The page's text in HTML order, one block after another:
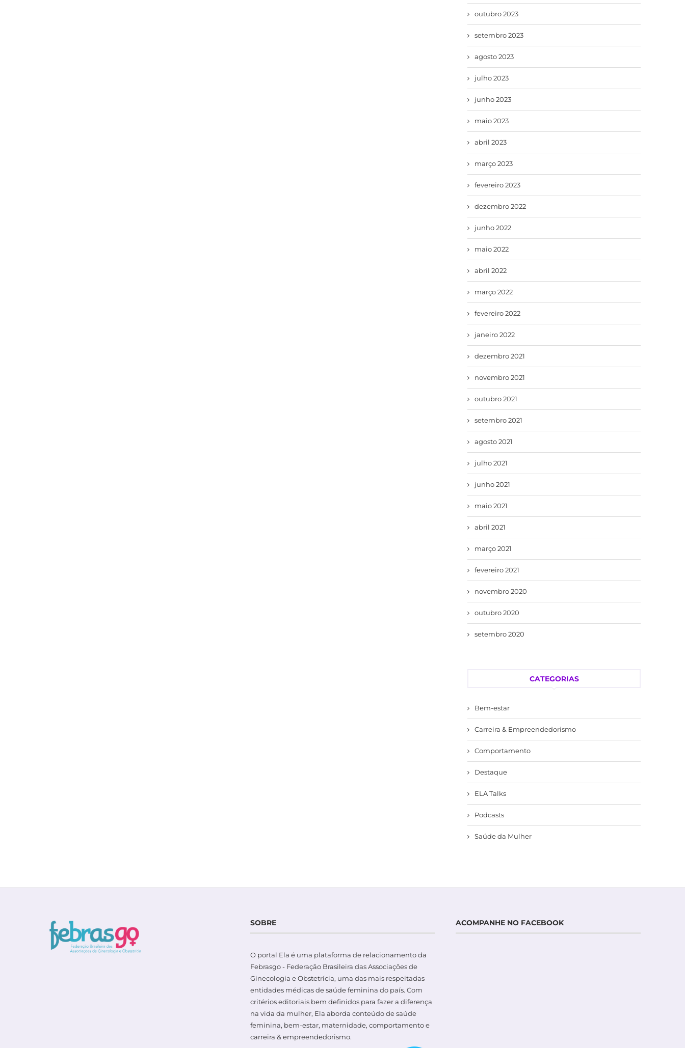
outubro 2023
setembro 2023
agosto 2023
julho 2023
junho 2023
maio 2023
abril 2023
março 2023
fevereiro 2023
dezembro 2022
junho 2022
maio 2022
abril 2022
março 2022
fevereiro 2022
janeiro 2022
dezembro 2021
novembro 2021
outubro 2021
setembro 2021
agosto 2021
julho 2021
junho 2021
maio 2021
abril 2021
março 2021
fevereiro 2021
novembro 2020
outubro 2020
setembro 2020
CATEGORIAS
Bem-estar
Carreira & Empreendedorismo
Comportamento
Destaque
ELA Talks
Podcasts
Saúde da Mulher
SOBRE
O portal Ela é uma plataforma de relacionamento da
Febrasgo - Federação Brasileira das Associações de
Ginecologia e Obstetrícia, uma das mais respeitadas
entidades médicas de saúde feminina do país. Com
critérios editoriais bem definidos para fazer a diferença
na vida da mulher, Ela aborda conteúdo de saúde
feminina, bem-estar, maternidade, comportamento e
carreira & empreendedorismo.
ACOMPANHE NO FACEBOOK